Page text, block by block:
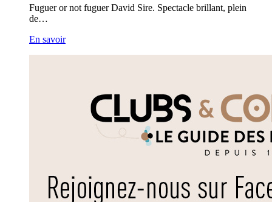
Fuguer or not fuguer David Sire. Spectacle brillant, plein
de…
En savoir